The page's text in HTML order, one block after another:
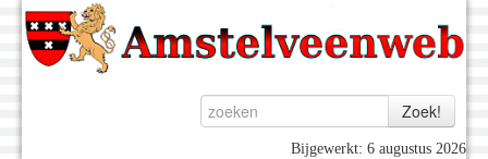
Bijgewerkt: 6 augustus 2026